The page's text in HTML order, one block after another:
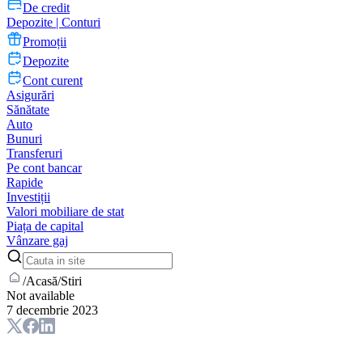
De credit
Depozite | Conturi
Promoții
Depozite
Cont curent
Asigurări
Sănătate
Auto
Bunuri
Transferuri
Pe cont bancar
Rapide
Investiții
Valori mobiliare de stat
Piața de capital
Vânzare gaj
/Acasă/Stiri
Not available
7 decembrie 2023